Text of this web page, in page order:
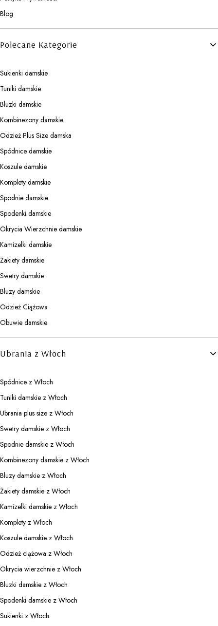
Blog
Polecane Kategorie
Sukienki damskie
Tuniki damskie
Bluzki damskie
Kombinezony damskie
Odzież Plus Size damska
Spódnice damskie
Koszule damskie
Komplety damskie
Spodnie damskie
Spodenki damskie
Okrycia Wierzchnie damskie
Kamizelki damskie
Żakiety damskie
Swetry damskie
Bluzy damskie
Odzież Ciążowa
Obuwie damskie
Ubrania z Włoch
Spódnice z Włoch
Tuniki damskie z Włoch
Ubrania plus size z Włoch
Swetry damskie z Włoch
Spodnie damskie z Włoch
Kombinezony damskie z Włoch
Bluzy damskie z Włoch
Żakiety damskie z Włoch
Kamizelki damskie z Włoch
Komplety z Włoch
Koszule damskie z Włoch
Odzież ciążowa z Włoch
Okrycia wierzchnie z Włoch
Bluzki damskie z Włoch
Spodenki damskie z Włoch
Sukienki z Włoch